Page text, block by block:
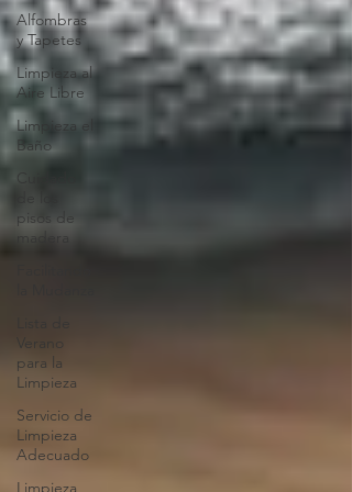
Alfombras
y Tapetes
Limpieza al
Aire Libre
Limpieza el
Baño
Cuidado
pisos de
madera
Verano
para la
Limpieza
Servicio de
Limpieza
Adecuado
Limpieza